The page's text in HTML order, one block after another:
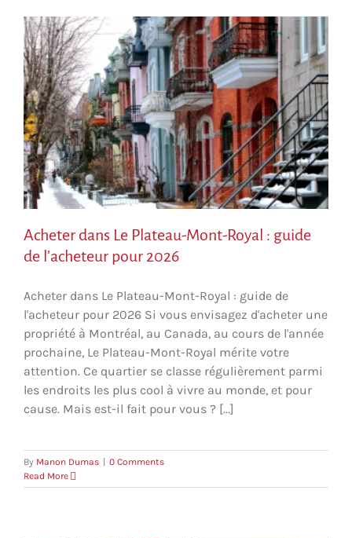
Acheter dans Le Plateau-Mont-Royal : guide
de l’acheteur pour 2026
Acheter dans Le Plateau-Mont-Royal : guide de
l'acheteur pour 2026 Si vous envisagez d'acheter une
propriété à Montréal, au Canada, au cours de l'année
prochaine, Le Plateau-Mont-Royal mérite votre
attention. Ce quartier se classe régulièrement parmi
les endroits les plus cool à vivre au monde, et pour
cause. Mais est-il fait pour vous ? [...]
By Manon Dumas
0 Comments
Read More